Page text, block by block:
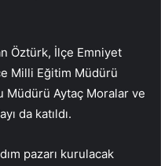
Öztürk, İlçe Emniyet
Milli Eğitim Müdürü
Müdürü Aytaç Moralar ve
da katıldı.
pazarı kurulacak